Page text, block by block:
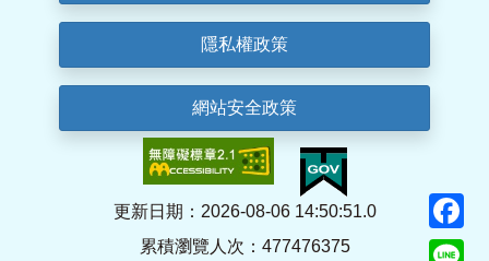
隱私權政策
網站安全政策
更新日期：2026-08-06 14:50:51.0
累積瀏覽人次：477476375